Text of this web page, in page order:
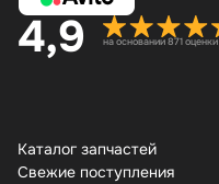
4,9 на основании 871 оценки
Каталог запчастей
Свежие поступления